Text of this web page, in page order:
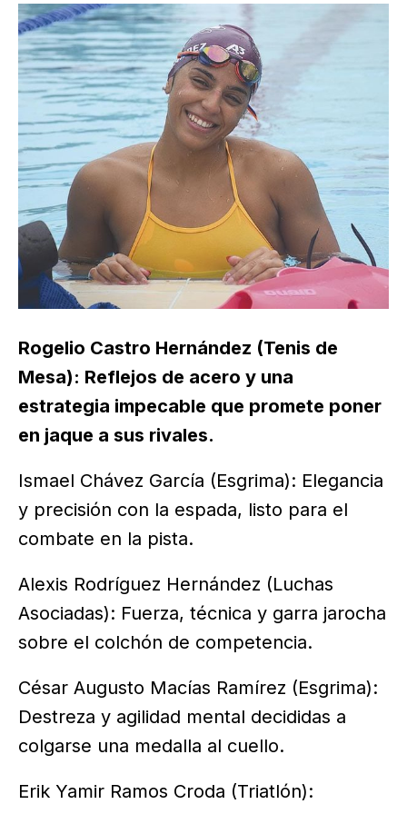
Rogelio Castro Hernández (Tenis de
Mesa): Reflejos de acero y una
estrategia impecable que promete poner
en jaque a sus rivales.
Ismael Chávez García (Esgrima): Elegancia
y precisión con la espada, listo para el
combate en la pista.
Alexis Rodríguez Hernández (Luchas
Asociadas): Fuerza, técnica y garra jarocha
sobre el colchón de competencia.
César Augusto Macías Ramírez (Esgrima):
Destreza y agilidad mental decididas a
colgarse una medalla al cuello.
Erik Yamir Ramos Croda (Triatlón):